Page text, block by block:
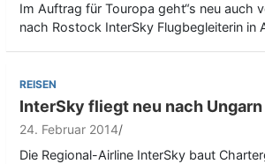
Im Auftrag für Touropa geht“s neu auch
nach Rostock InterSky Flugbegleiterin in
REISEN
InterSky fliegt neu nach Ungarn
24. Februar 2014
Die Regional-Airline InterSky baut